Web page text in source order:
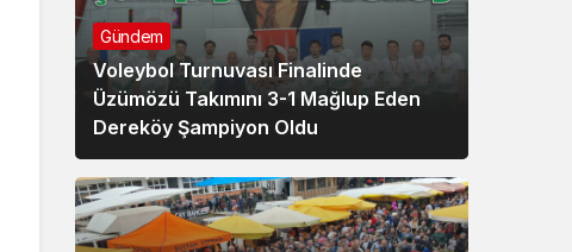
Gündem
Voleybol Turnuvası Finalinde
Üzümözü Takımını 3-1 Mağlup Eden
Dereköy Şampiyon Oldu